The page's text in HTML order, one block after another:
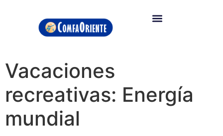
Vacaciones
recreativas: Energía
mundial